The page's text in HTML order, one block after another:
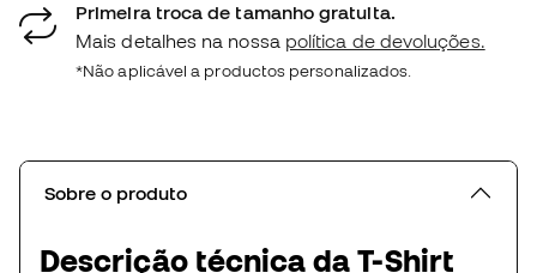
Primeira troca de tamanho gratuita.
Mais detalhes na nossa política de devoluções.
*Não aplicável a productos personalizados.
Sobre o produto
Descrição técnica da T-Shirt